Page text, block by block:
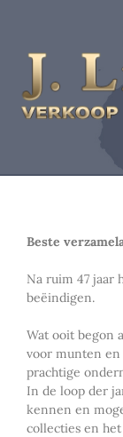
Beste
Na ruim 47 jaar
beëindigen.
Wat ooit begon
voor munten
prachtige
In de loop der
kennen en
collecties en